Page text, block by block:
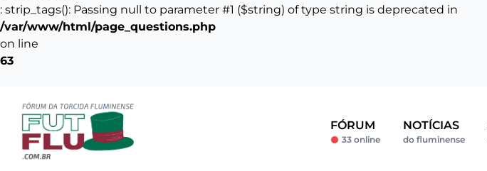
: strip_tags(): Passing null to parameter #1 ($string) of type string is deprecated in
/var/www/html/page_questions.php
on line
63
FÓRUM
33 online
NOTÍCIAS
do fluminense